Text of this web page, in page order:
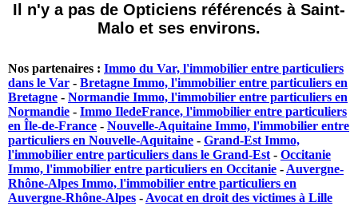
Il n'y a pas de Opticiens référencés à Saint-
Malo et ses environs.
Nos partenaires : Immo du Var, l'immobilier entre particuliers
dans le Var - Bretagne Immo, l'immobilier entre particuliers en
Bretagne - Normandie Immo, l'immobilier entre particuliers en
Normandie - Immo IledeFrance, l'immobilier entre particuliers
en Île-de-France - Nouvelle-Aquitaine Immo, l'immobilier entre
particuliers en Nouvelle-Aquitaine - Grand-Est Immo,
l'immobilier entre particuliers dans le Grand-Est - Occitanie
Immo, l'immobilier entre particuliers en Occitanie - Auvergne-
Rhône-Alpes Immo, l'immobilier entre particuliers en
Auvergne-Rhône-Alpes - Avocat en droit des victimes à Lille